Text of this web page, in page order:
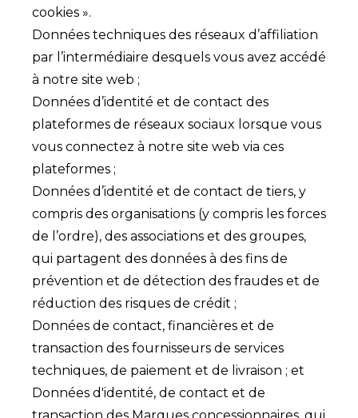
cookies ».
Données techniques des réseaux d’affiliation
par l’intermédiaire desquels vous avez accédé
à notre site web ;
Données d’identité et de contact des
plateformes de réseaux sociaux lorsque vous
vous connectez à notre site web via ces
plateformes ;
Données d’identité et de contact de tiers, y
compris des organisations (y compris les forces
de l’ordre), des associations et des groupes,
qui partagent des données à des fins de
prévention et de détection des fraudes et de
réduction des risques de crédit ;
Données de contact, financières et de
transaction des fournisseurs de services
techniques, de paiement et de livraison ; et
Données d'identité, de contact et de